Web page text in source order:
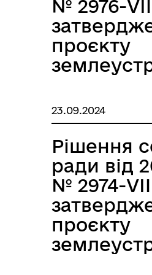
№ 2976-
проєкту
земельної
зміною
жилого
будівель
для
23.09.2024
Рішення
ради від
№ 2974-
проєкту